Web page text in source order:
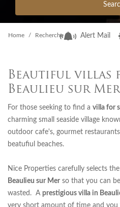
Alert Mail
Home Recherche
Beautiful villas
Beaulieu sur Mer
For those seeking to find a villa for
charming small seaside village
outdoor cafe's, gourmet
beatufiul beaches.
Nice Properties carefully selects
Beaulieu sur Mer so that you can
wasted. A prestigious villa in
very short amount of time and you